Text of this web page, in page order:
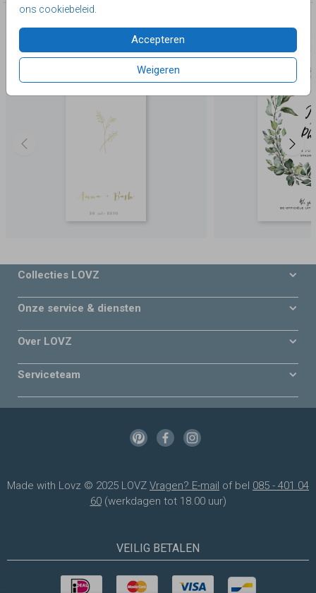
ons cookiebeleid
Accepteren
Weigeren
Deze producten zijn wellicht ook iets voor je
Collecties LOVZ
Onze service & diensten
Over LOVZ
Serviceteam
Made with Lovz © 2025 LOVZ Vragen? E-mail of bel 085 - 401 04
60(werkdagen tot 18.00 uur)
VEILIG BETALEN